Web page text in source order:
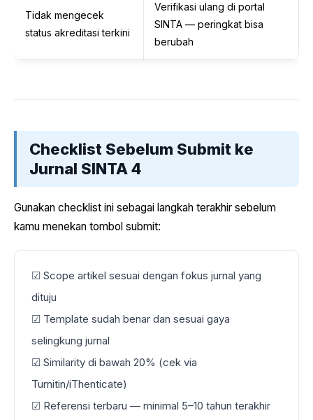
Tidak mengecek
status akreditasi terkini
Verifikasi ulang di portal
SINTA — peringkat bisa
berubah
Checklist Sebelum Submit ke
Jurnal SINTA 4
Gunakan checklist ini sebagai langkah terakhir sebelum
kamu menekan tombol submit:
☑ Scope artikel sesuai dengan fokus jurnal yang
dituju
☑ Template sudah benar dan sesuai gaya
selingkung jurnal
☑ Similarity di bawah 20% (cek via
Turnitin/iThenticate)
☑ Referensi terbaru — minimal 5–10 tahun terakhir